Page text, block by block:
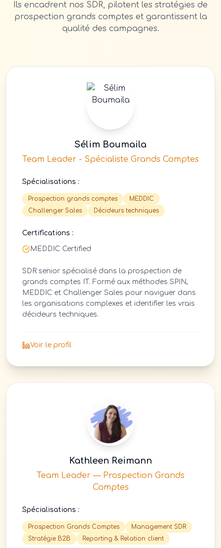
Ils encadrent nos SDR, pilotent les stratégies de
prospection grands comptes et garantissent la
qualité des campagnes.
Sélim Boumaila
Team Leader - Spécialiste Grands Comptes
Spécialisations :
Prospection grands comptes
MEDDIC
Challenger Sales
Décideurs techniques
Certifications :
MEDDIC Certified
SDR senior spécialisé dans la prospection de
grands comptes IT. Formé aux méthodes SPIN,
MEDDIC et Challenger Sales pour naviguer dans
les organisations complexes et identifier les vrais
décideurs techniques.
Voir le profil
Kathleen Reimann
Team Leader — Prospection Grands
Comptes
Spécialisations :
Prospection Grands Comptes
Management SDR
Stratégie B2B
Reporting & Relation client